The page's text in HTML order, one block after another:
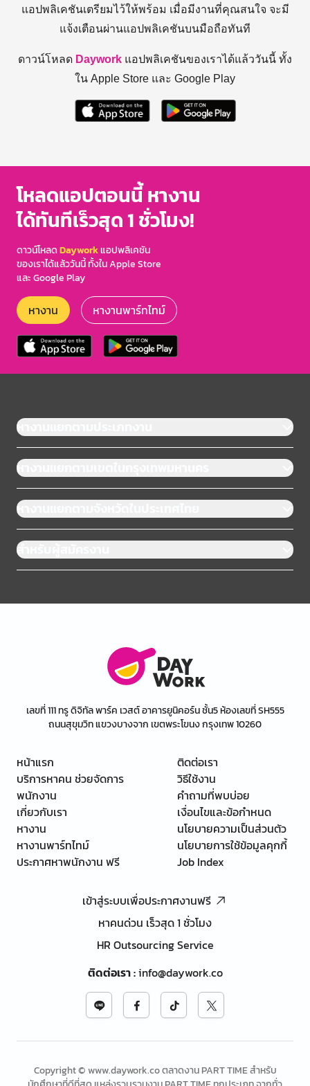
แอปพลิเคชันเตรียมไว้ให้พร้อม เมื่อมีงานที่คุณสนใจ จะมี
แจ้งเตือนผ่านแอปพลิเคชันบนมือถือทันที
ดาวน์โหลด Daywork แอปพลิเคชันของเราได้แล้ววันนี้ ทั้ง
ใน Apple Store และ Google Play
โหลดแอปตอนนี้ หางาน
ได้ทันทีเร็วสุด 1 ชั่วโมง!
ดาวน์โหลดDayworkแอปพลิเคชัน
ของเราได้แล้ววันนี้ ทั้งใน Apple Store
และ Google Play
หางาน หางานพาร์ทไทม์
หางานแยกตามประเภทงาน
หางานแยกตามเขตในกรุงเทพมหานคร
หางานแยกตามจังหวัดในประเทศไทย
สำหรับผู้สมัครงาน
เลขที่ 111 ทรู ดิจิทัล พาร์ค เวสต์ อาคารยูนิคอร์น ชั้น5 ห้องเลขที่ SH555
ถนนสุขุมวิท แขวงบางจาก เขตพระโขนง กรุงเทพ 10260
หน้าแรก
บริการหาคน ช่วยจัดการ
พนักงาน
เกี่ยวกับเรา
หางาน
หางานพาร์ทไทม์
ประกาศหาพนักงาน ฟรี
ติดต่อเรา
วิธีใช้งาน
คำถามที่พบบ่อย
เงื่อนไขและข้อกำหนด
นโยบายความเป็นส่วนตัว
นโยบายการใช้ข้อมูลคุกกี้
Job Index
เข้าสู่ระบบเพื่อประกาศงานฟรี
หาคนด่วน เร็วสุด 1 ชั่วโมง
HR Outsourcing Service
ติดต่อเรา:info@daywork.co
Copyright © www.daywork.co ตลาดงาน PART TIME สำหรับ